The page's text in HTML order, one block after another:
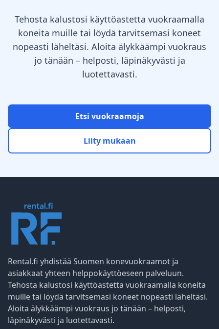
Tehosta kalustosi käyttöastetta vuokraamalla
koneita muille tai löydä tarvitsemasi koneet
nopeasti läheltäsi. Aloita älykkäämpi vuokraus
jo tänään – helposti, läpinäkyvästi ja
luotettavasti.
Etsi vuokraamoja
Liity mukaan
Rental.fi yhdistää Suomen konevuokraamot ja
asiakkaat yhteen helppokäyttöeseen palveluun.
Tehosta kalustosi käyttöastetta vuokraamalla koneita
muille tai löydä tarvitsemasi koneet nopeasti läheltäsi.
Aloita älykkäämpi vuokraus jo tänään – helposti,
läpinäkyvästi ja luotettavasti.